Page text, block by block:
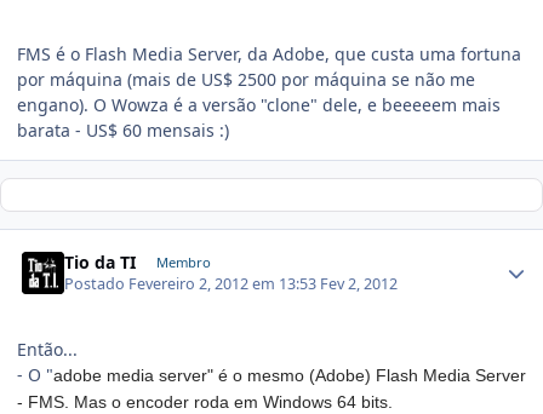
FMS é o Flash Media Server, da Adobe, que custa uma fortuna
por máquina (mais de US$ 2500 por máquina se não me
engano). O Wowza é a versão "clone" dele, e beeeeem mais
barata - US$ 60 mensais :)
Tio da TI Membro
Postado Fevereiro 2, 2012 em 13:53 Fev 2, 2012
Então...
- O "adobe media server" é o mesmo (Adobe) Flash Media Server
- FMS. Mas o encoder roda em Windows 64 bits.